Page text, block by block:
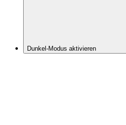
Dunkel-Modus aktivieren